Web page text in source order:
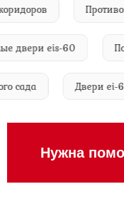
коридоров
eis-60
сада Двери
Нужна